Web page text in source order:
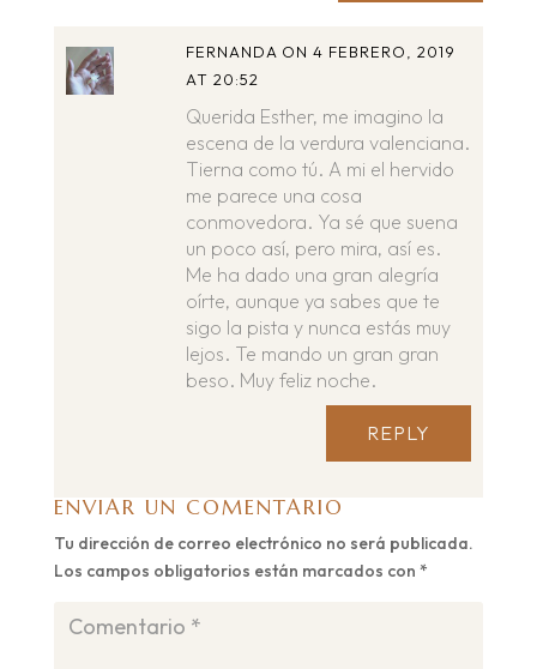
FERNANDA ON 4 FEBRERO, 2019
AT 20:52
Querida Esther, me imagino la
escena de la verdura valenciana.
Tierna como tú. A mi el hervido
me parece una cosa
conmovedora. Ya sé que suena
un poco así, pero mira, así es.
Me ha dado una gran alegría
oírte, aunque ya sabes que te
sigo la pista y nunca estás muy
lejos. Te mando un gran gran
beso. Muy feliz noche.
REPLY
ENVIAR UN COMENTARIO
Tu dirección de correo electrónico no será publicada.
Los campos obligatorios están marcados con *